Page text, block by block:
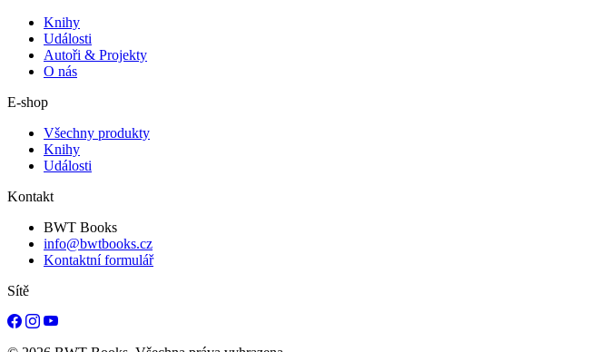
Knihy
Události
Autoři & Projekty
O nás
E-shop
Všechny produkty
Knihy
Události
Kontakt
BWT Books
info@bwtbooks.cz
Kontaktní formulář
Sítě